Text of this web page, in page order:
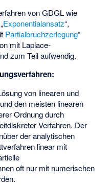
von GDGL wie
Exponentialansatz“,
Partialbruchzerlegung“
mit Laplace-
zum Teil aufwendig.
von linearen und
den meisten linearen
Ordnung durch
Verfahren. Der
der analytischen
linear mit
oft nur mit numerischen